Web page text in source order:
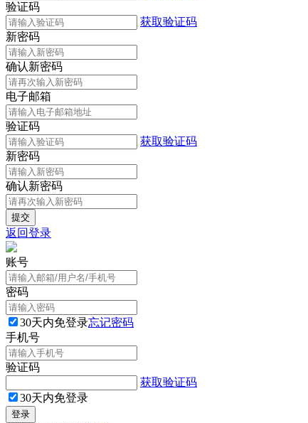
验证码
获取验证码
新密码
确认新密码
电子邮箱
验证码
获取验证码
新密码
确认新密码
返回登录
账号
密码
30天内免登录忘记密码
手机号
验证码
获取验证码
30天内免登录